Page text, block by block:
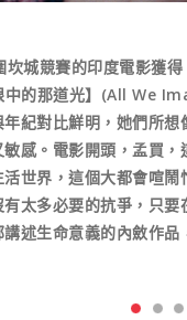
城競賽的印度電影獲
的那道光】(All We
紀對比鮮明，她們所
感。電影開頭，孟買
世界，這個大都會喧
太多必要的抗爭，只
述生命意義的內斂作品